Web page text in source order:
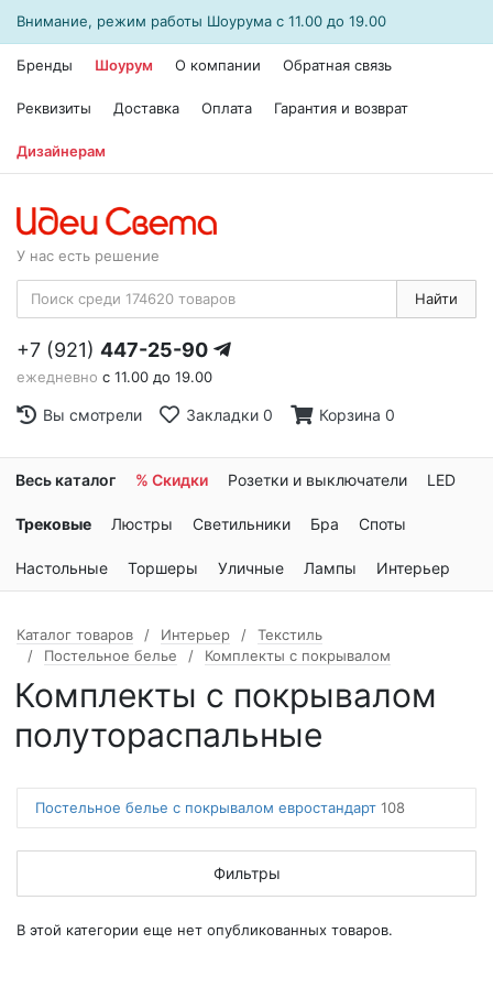
Внимание, режим работы Шоурума с 11.00 до 19.00
Бренды Шоурум О компании Обратная связь
Реквизиты Доставка Оплата Гарантия и возврат
Дизайнерам
У нас есть решение
Найти
+7 (921) 447-25-90
ежедневно с 11.00 до 19.00
Вы смотрели Закладки 0 Корзина 0
Весь каталог % Скидки Розетки и выключатели LED
Трековые Люстры Светильники Бра Споты
Настольные Торшеры Уличные Лампы Интерьер
Каталог товаров Интерьер
Текстиль
Постельное белье
Комплекты с покрывалом
Комплекты с покрывалом
полутораспальные
Постельное белье с покрывалом евростандарт 108
Фильтры
В этой категории еще нет опубликованных товаров.